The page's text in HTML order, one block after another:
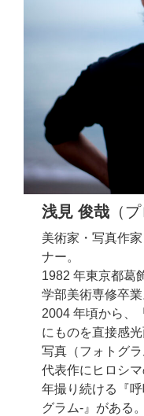
浅見 俊哉（プ
美術家・写真作
ナー。
1982 年東京都葛
学部美術専修卒業
2004 年頃から、
にものを直接感
写真（フォトグラ
代表作にヒロシ
年撮り続ける『
グラム-』がある。